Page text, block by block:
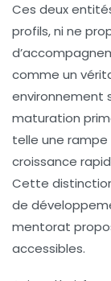
Ces deux
profils, ni ne
comme un
environnement
maturation
telle une
croissance
Cette
de
mentorat
accessibles.